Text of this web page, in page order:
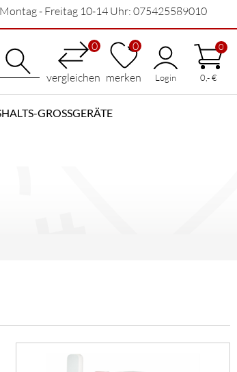
- Freitag 10-14 Uhr: 075425589010
0
vergleichen
0
merken Login
0
0,- €
GROSSGERÄTE